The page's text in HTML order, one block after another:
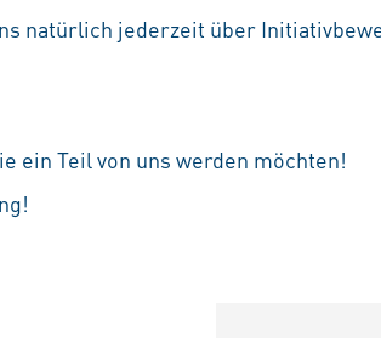
natürlich jederzeit über
ein Teil von uns werden möchten!